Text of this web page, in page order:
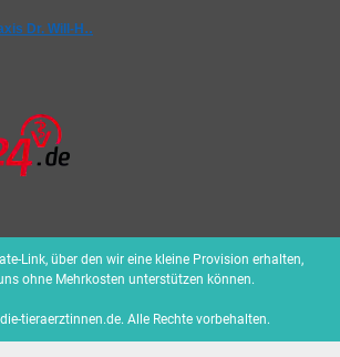
Dr. Will-H…
Link, über den wir eine kleine Provision erhalten,
ohne Mehrkosten unterstützen können.
tieraerztinnen.de. Alle Rechte vorbehalten.